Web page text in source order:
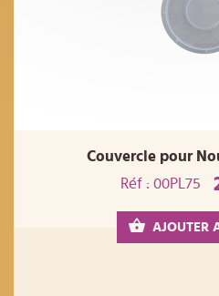
Couvercle pour
Réf : 00PL75
AJOUTER